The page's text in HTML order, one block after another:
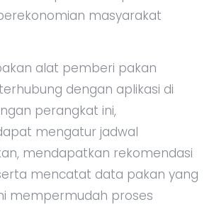
masyarakat
alat pemberi pakan
dengan aplikasi di
perangkat ini,
mengatur jadwal
mendapatkan rekomendasi
mencatat data pakan yang
mempermudah proses